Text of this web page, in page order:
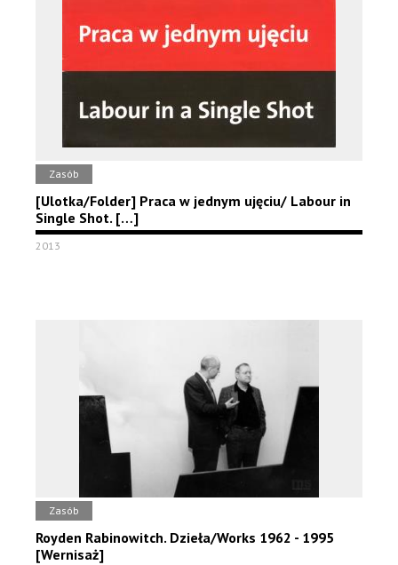
Zasób
[Ulotka/Folder] Praca w jednym ujęciu/ Labour in
Single Shot. […]
2013
Zasób
Royden Rabinowitch. Dzieła/Works 1962 - 1995
[Wernisaż]